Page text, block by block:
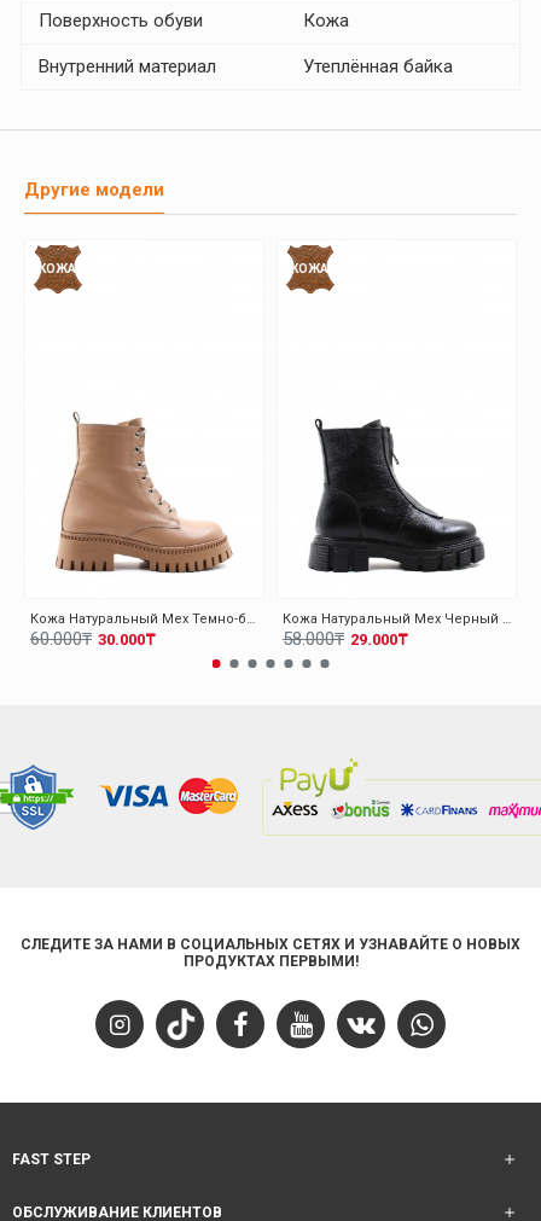
Поверхность обуви Кожа
Внутренний материал Утеплённая байка
Другие модели
КОЖА
Кожа Натуральный Мех Темно-бежевый Женская Высокой Подошве Ботинки 010KZA8370
30.000₸
60.000₸
КОЖА
Кожа Натуральный Мех Черный Женская Высокой Подошве Ботинки 010KZA8498
29.000₸
58.000₸
СЛЕДИТЕ ЗА НАМИ В СОЦИАЛЬНЫХ СЕТЯХ И УЗНАВАЙТЕ О НОВЫХ
ПРОДУКТАХ ПЕРВЫМИ!
FAST STEP
ОБСЛУЖИВАНИЕ КЛИЕНТОВ